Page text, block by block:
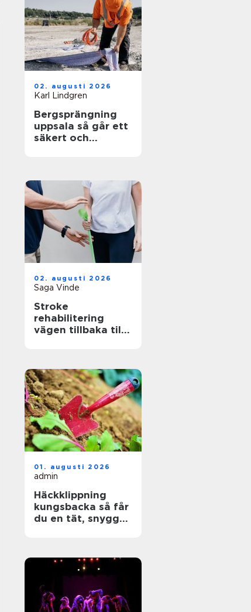
02. augusti 2026
Karl Lindgren
Bergsprängning
uppsala så går ett
säkert och
02. augusti 2026
Saga Vinde
Stroke
rehabilitering
vägen tillbaka till
01. augusti 2026
admin
Häckklippning
kungsbacka så får
du en tät, snygg